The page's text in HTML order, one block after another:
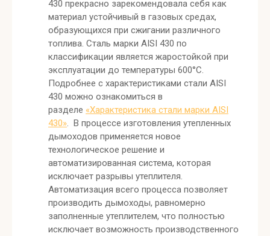
430 прекрасно зарекомендовала себя как
материал устойчивый в газовых средах,
образующихся при сжигании различного
топлива. Сталь марки AISI 430 по
классификации является жаростойкой при
эксплуатации до температуры 600°C.
Подробнее с характеристиками стали AISI
430 можно ознакомиться в
разделе «Характеристика стали марки AISI
430». В процессе изготовления утепленных
дымоходов применяется новое
технологическое решение и
автоматизированная система, которая
исключает разрывы утеплителя.
Автоматизация всего процесса позволяет
производить дымоходы, равномерно
заполненные утеплителем, что полностью
исключает возможность производственного